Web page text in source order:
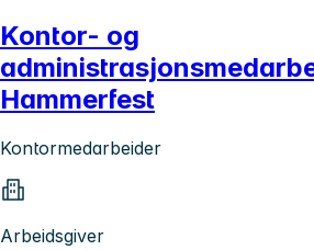
Kontor- og
Hammerfest
Kontormedarbeider
Arbeidsgiver